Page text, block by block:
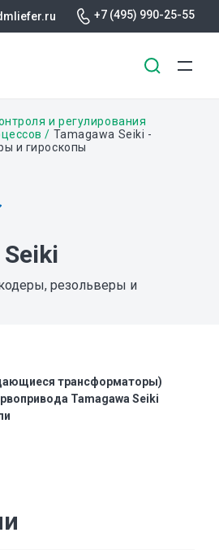
+7 (495) 990-25-55
и регулирования
Tamagawa Seiki -
и гироскопы
резольверы и
трансформаторы)
Tamagawa Seiki